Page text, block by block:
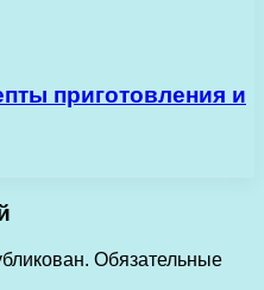
приготовления и
Обязательные